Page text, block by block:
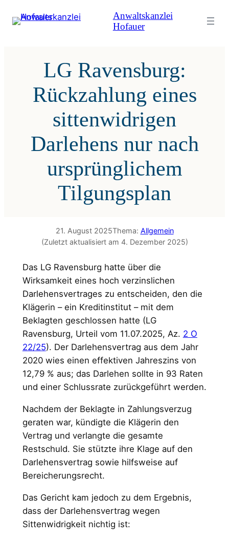
Inhalt
Anwaltskanzlei
Hofauer
LG Ravensburg:
Rückzahlung eines
sittenwidrigen
Darlehens nur nach
ursprünglichem
Tilgungsplan
21. August 2025Thema: Allgemein
(Zuletzt aktualisiert am 4. Dezember 2025)
Das LG Ravensburg hatte über die
Wirksamkeit eines hoch verzinslichen
Darlehensvertrages zu entscheiden, den die
Klägerin – ein Kreditinstitut – mit dem
Beklagten geschlossen hatte (LG
Ravensburg, Urteil vom 11.07.2025, Az. 2 O
22/25). Der Darlehensvertrag aus dem Jahr
2020 wies einen effektiven Jahreszins von
12,79 % aus; das Darlehen sollte in 93 Raten
und einer Schlussrate zurückgeführt werden.
Nachdem der Beklagte in Zahlungsverzug
geraten war, kündigte die Klägerin den
Vertrag und verlangte die gesamte
Restschuld. Sie stützte ihre Klage auf den
Darlehensvertrag sowie hilfsweise auf
Bereicherungsrecht.
Das Gericht kam jedoch zu dem Ergebnis,
dass der Darlehensvertrag wegen
Sittenwidrigkeit nichtig ist: